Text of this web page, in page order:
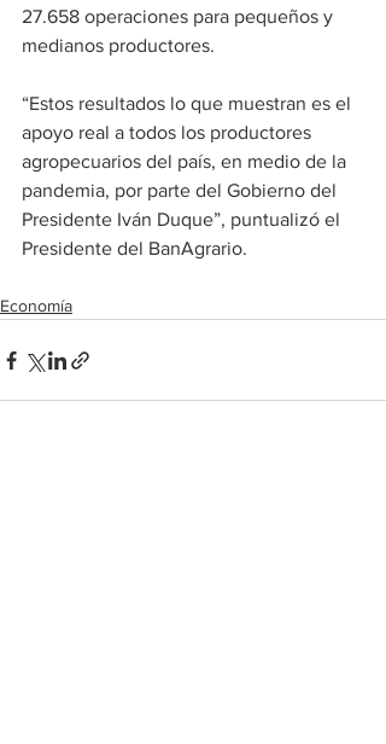
27.658 operaciones para pequeños y
medianos productores.
“Estos resultados lo que muestran es el
apoyo real a todos los productores
agropecuarios del país, en medio de la
pandemia, por parte del Gobierno del
Presidente Iván Duque”, puntualizó el
Presidente del BanAgrario.
Economía